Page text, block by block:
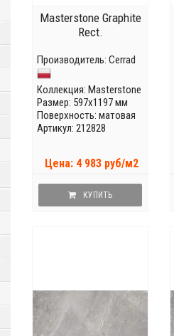
Masterstone Graphite
Rect.
Производитель: Cerrad
Коллекция: Masterstone
Размер: 597x1197 мм
Поверхность: матовая
Артикул: 212828
Цена: 4 983 руб/м2
КУПИТЬ